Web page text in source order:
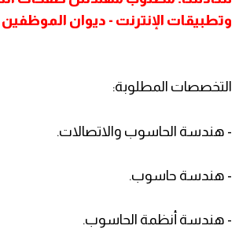
وتطبيقات الإنترنت - ديوان الموظفين
التخصصات المطلوبة:
- هندسة الحاسوب والاتصالات.
- هندسة حاسوب.
- هندسة أنظمة الحاسوب.